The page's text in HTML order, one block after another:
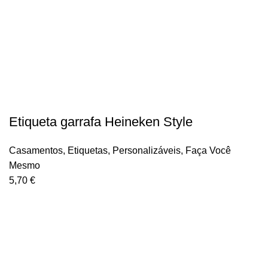
Etiqueta garrafa Heineken Style
Casamentos, Etiquetas, Personalizáveis, Faça Você
Mesmo
5,70 €